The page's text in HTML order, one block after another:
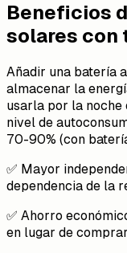
Beneficios
solares con
Añadir una batería
almacenar la
usarla por la noche
nivel de
70-90% (con
✅ Mayor
dependencia de la
✅ Ahorro
en lugar de